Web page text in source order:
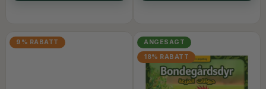
9% RABATT
ANGESAGT
18% RABATT